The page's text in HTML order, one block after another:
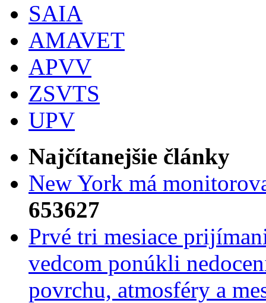
SAIA
AMAVET
APVV
ZSVTS
UPV
Najčítanejšie články
New York má
653627
Prvé tri mesiace
vedcom ponúkli
povrchu, atmosféry a